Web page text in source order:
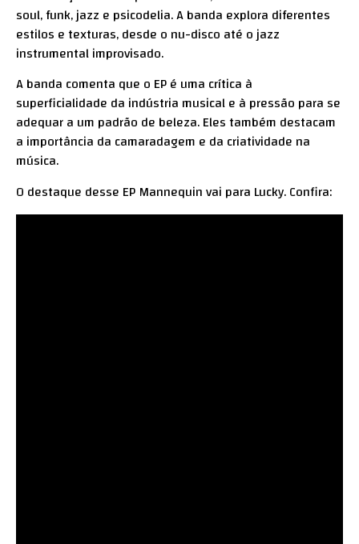
soul, funk, jazz e psicodelia. A banda explora diferentes
estilos e texturas, desde o nu-disco até o jazz
instrumental improvisado.
A banda comenta que o EP é uma crítica à
superficialidade da indústria musical e à pressão para se
adequar a um padrão de beleza. Eles também destacam
a importância da camaradagem e da criatividade na
música.
O destaque desse EP Mannequin vai para Lucky. Confira: